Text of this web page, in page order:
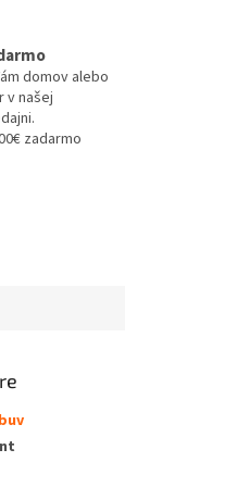
domov alebo
v našej
zadarmo